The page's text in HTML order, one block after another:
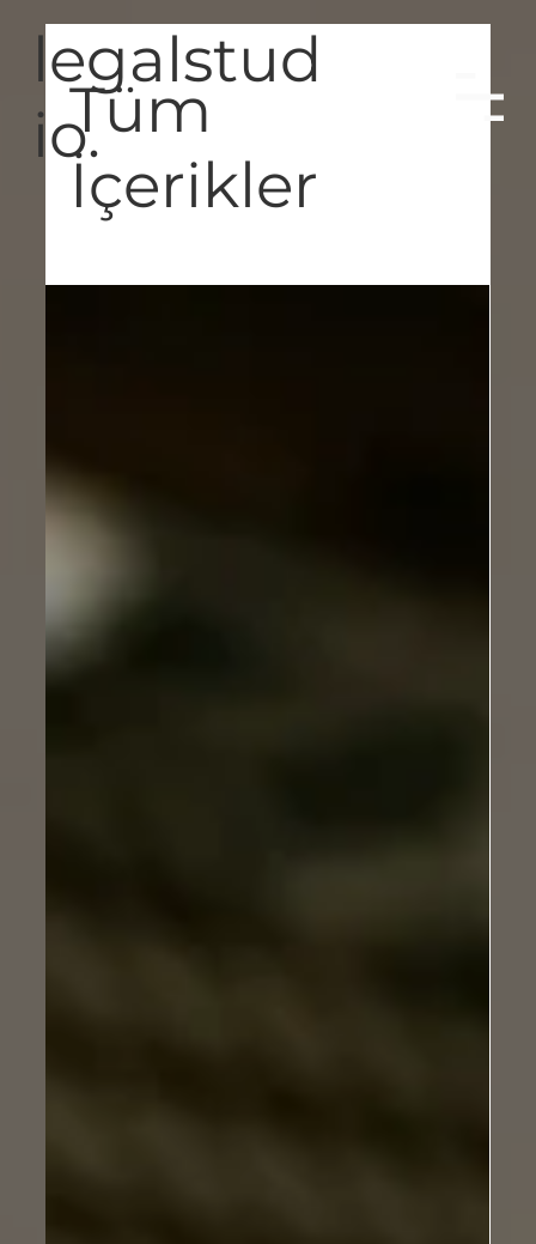
legalstud
io.Tüm
İçerikler